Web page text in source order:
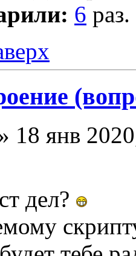
6 раз.
18 янв
дел?